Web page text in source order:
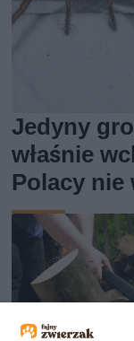
Jedyny
właśnie
Polacy nie